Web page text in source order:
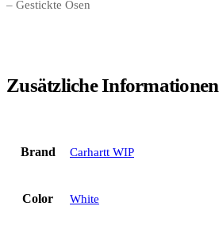
– Gestickte Ösen
Zusätzliche Informationen
Brand Carhartt WIP
Color White